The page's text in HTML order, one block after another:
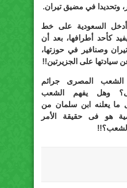
وتحديدا في مضيق تيران.
السعودية على خط
كأحد أطرافها، بعد أن
وصنافير في حوزتها،
سيادتها على الجزيرتين!!
المصرى جرائم
وهل يفهم الشعب
ما يعلنه ابن سلمان من
هو فى حقيقة الأمر